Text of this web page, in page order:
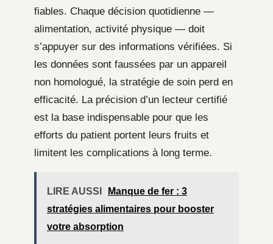
fiables. Chaque décision quotidienne —
alimentation, activité physique — doit
s’appuyer sur des informations vérifiées. Si
les données sont faussées par un appareil
non homologué, la stratégie de soin perd en
efficacité. La précision d’un lecteur certifié
est la base indispensable pour que les
efforts du patient portent leurs fruits et
limitent les complications à long terme.
LIRE AUSSI
Manque de fer : 3
stratégies alimentaires pour booster
votre absorption